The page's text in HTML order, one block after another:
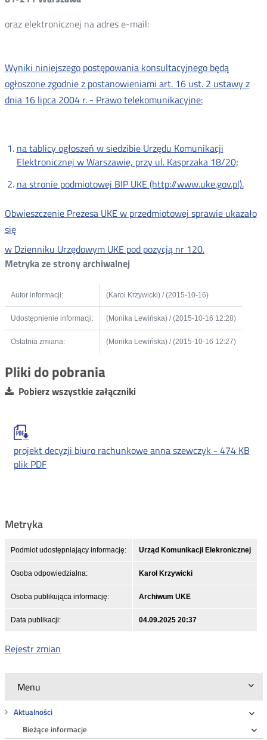
Menu
Aktualności
Bieżące informacje
oraz elektronicznej na adres e-mail:
Wyniki niniejszego postępowania konsultacyjnego będą
ogłoszone zgodnie z postanowieniami art. 16 ust. 2 ustawy z
dnia 16 lipca 2004 r. - Prawo telekomunikacyjne:
na tablicy ogłoszeń w siedzibie Urzędu Komunikacji
Elektronicznej w Warszawie, przy ul. Kasprzaka 18/20;
na stronie podmiotowej BIP UKE (http://www.uke.gov.pl).
Obwieszczenie Prezesa UKE w przedmiotowej sprawie ukazało
się
w Dzienniku Urzędowym UKE pod pozycją nr 120.
Metryka ze strony archiwalnej
Autor informacji: (Karol Krzywicki) / (2015-10-16)
Udostępnienie informacji: (Monika Lewińska) / (2015-10-16 12:28)
Ostatnia zmiana: (Monika Lewińska) / (2015-10-16 12:27)
Pliki do pobrania
Pobierz wszystkie załączniki
projekt decyzji biuro rachunkowe anna szewczyk - 474 KB
plik PDF
Metryka
Podmiot udostępniający informację: Urząd Komunikacji Elekronicznej
Osoba odpowiedzialna: Karol Krzywicki
Osoba publikująca informację: Archiwum UKE
Data publikacji: 04.09.2025 20:37
Rejestr zmian